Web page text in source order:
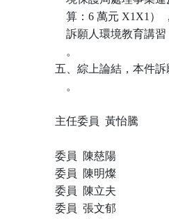
算：6 萬元 X1X1）
訴願人環境教育講
    。
五、綜上論結，本件
    。
主任委員  黃怡騰
委員  陳慈陽
委員  陳明燦
委員  陳立夫
委員  張文郁